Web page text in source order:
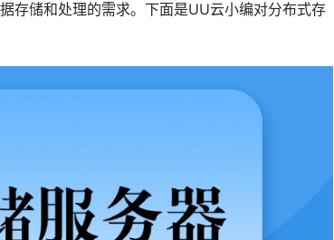
存储和处理的需求。下面是UU云小编对分布式存